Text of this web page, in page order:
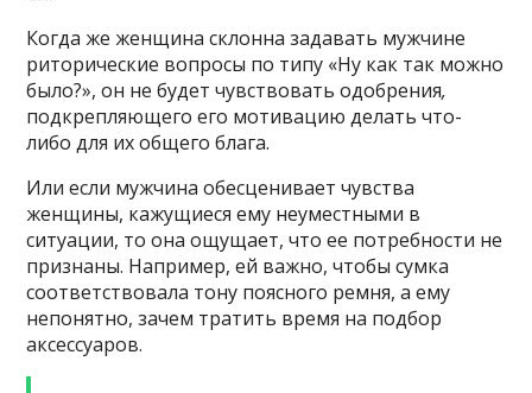
Когда же женщина склонна задавать мужчине
риторические вопросы по типу «Ну как так можно
было?», он не будет чувствовать одобрения,
подкрепляющего его мотивацию делать что-
либо для их общего блага.
Или если мужчина обесценивает чувства
женщины, кажущиеся ему неуместными в
ситуации, то она ощущает, что ее потребности не
признаны. Например, ей важно, чтобы сумка
соответствовала тону поясного ремня, а ему
непонятно, зачем тратить время на подбор
аксессуаров.